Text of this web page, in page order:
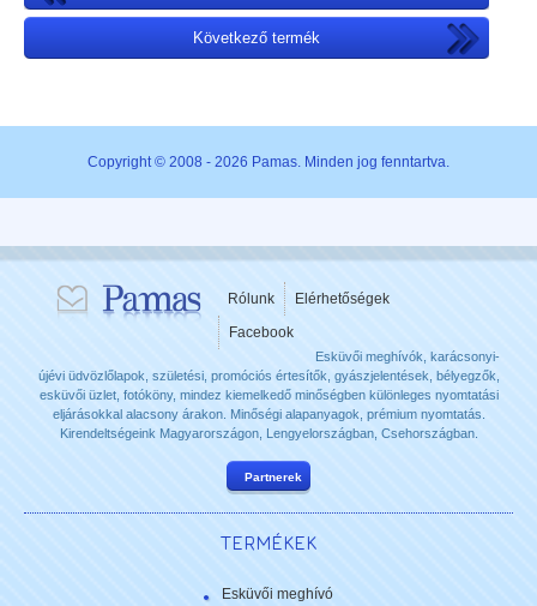
Következő termék
Copyright © 2008 - 2026 Pamas. Minden jog fenntartva.
Rólunk
Elérhetőségek
Facebook
Esküvői meghívók, karácsonyi-
újévi üdvözlőlapok, születési, promóciós értesítők, gyászjelentések, bélyegzők,
esküvői üzlet, fotóköny, mindez kiemelkedő minőségben különleges nyomtatási
eljárásokkal alacsony árakon. Minőségi alapanyagok, prémium nyomtatás.
Kirendeltségeink Magyarországon, Lengyelországban, Csehországban.
Partnerek
TERMÉKEK
Esküvői meghívó